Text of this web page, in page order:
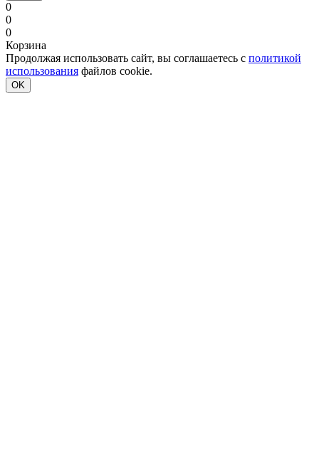
0
0
0
Корзина
Продолжая использовать сайт, вы соглашаетесь с политикой
использования файлов cookie.
OK